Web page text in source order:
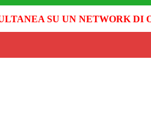
SU UN NETWORK DI